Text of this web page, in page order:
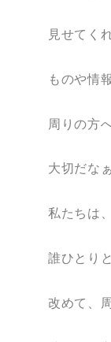
見せてく
ものや情
周りの方
大切だな
私たちは、
誰ひとり
改めて、